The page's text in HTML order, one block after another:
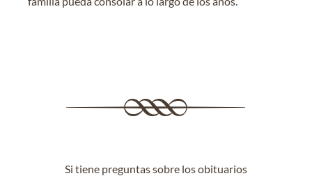
Si tiene preguntas sobre los obituarios